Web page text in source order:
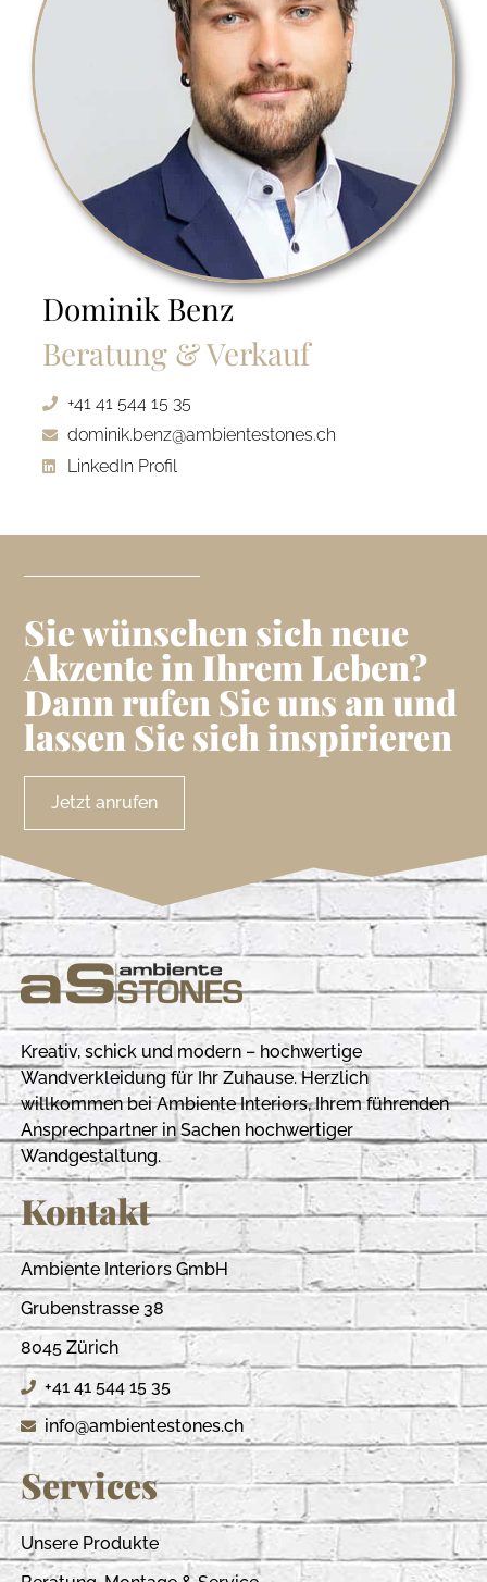
Dominik Benz
Beratung & Verkauf
+41 41 544 15 35
dominik.benz@ambientestones.ch
LinkedIn Profil
Sie wünschen sich neue
Akzente in Ihrem Leben?
Dann rufen Sie uns an und
lassen Sie sich inspirieren
Jetzt anrufen
Kreativ, schick und modern – hochwertige
Wandverkleidung für Ihr Zuhause. Herzlich
willkommen bei Ambiente Interiors, Ihrem führenden
Ansprechpartner in Sachen hochwertiger
Wandgestaltung.
Kontakt
Ambiente Interiors GmbH
Grubenstrasse 38
8045 Zürich
+41 41 544 15 35
info@ambientestones.ch
Services
Unsere Produkte